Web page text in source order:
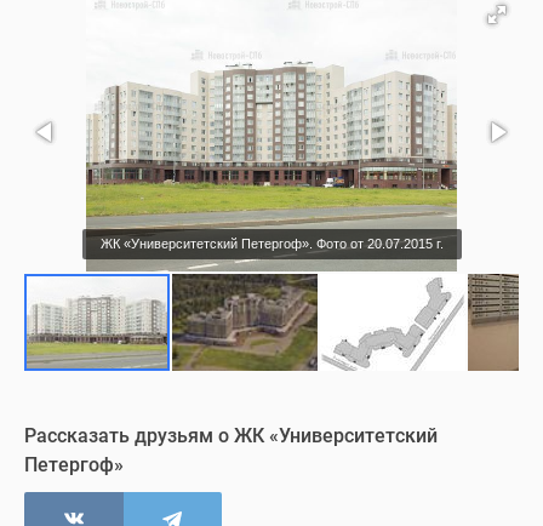
ЖК «Университетский Петергоф». Фото от 20.07.2015 г.
Рассказать друзьям о ЖК «Университетский
Петергоф»